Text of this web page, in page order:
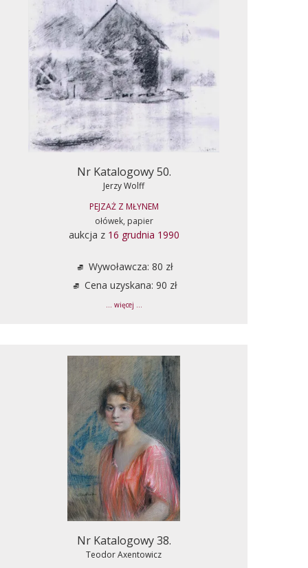
Nr Katalogowy 50.
Jerzy Wolff
PEJZAŻ Z MŁYNEM
ołówek, papier
aukcja z 16 grudnia 1990
Wywoławcza: 80 zł
Cena uzyskana: 90 zł
... więcej ...
Nr Katalogowy 38.
Teodor Axentowicz